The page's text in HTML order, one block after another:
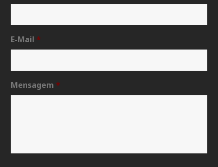
E-Mail *
Mensagem *